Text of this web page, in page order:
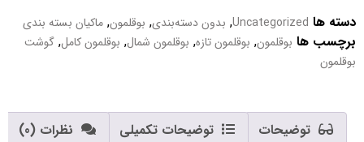
دسته ها Uncategorized
, بدون دسته‌بندی, بوقلمون, ماکیان بسته بندی
برچسب ها بوقلمون, بوقلمون تازه, بوقلمون شمال, بوقلمون کامل, گوشت
بوقلمون
توضیحات توضیحات تکمیلی نظرات (0)